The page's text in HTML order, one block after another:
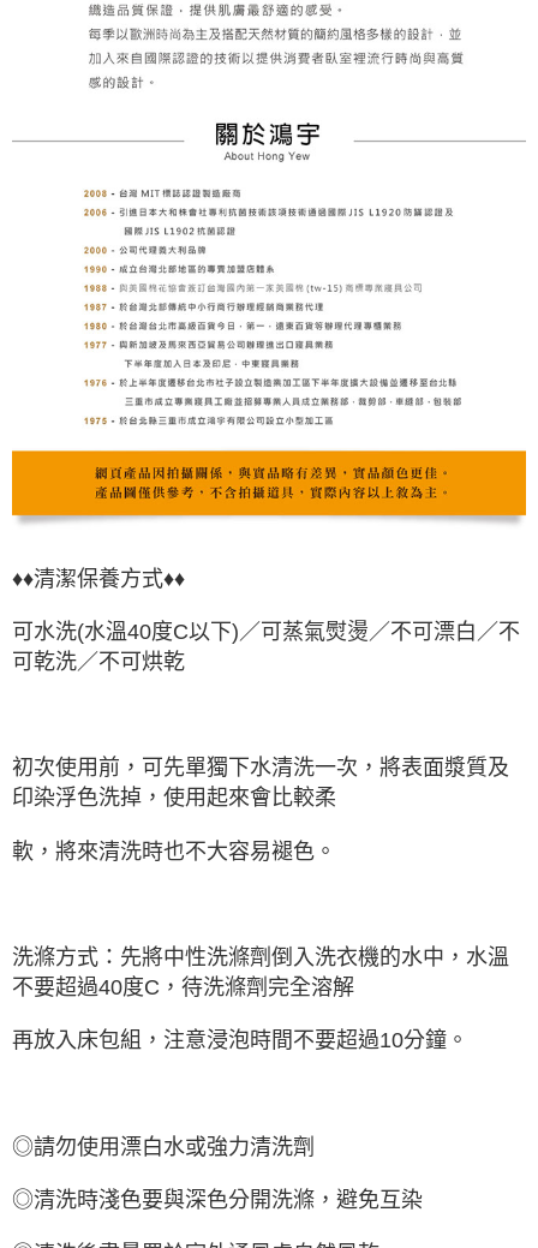
♦♦清潔保養方式♦♦
可水洗(水溫40度C以下)／可蒸氣熨燙／不可漂白／不
可乾洗／不可烘乾
初次使用前，可先單獨下水清洗一次，將表面漿質及
印染浮色洗掉，使用起來會比較柔
軟，將來清洗時也不大容易褪色。
洗滌方式：先將中性洗滌劑倒入洗衣機的水中，水溫
不要超過40度C，待洗滌劑完全溶解
再放入床包組，注意浸泡時間不要超過10分鐘。
◎請勿使用漂白水或強力清洗劑
◎清洗時淺色要與深色分開洗滌，避免互染